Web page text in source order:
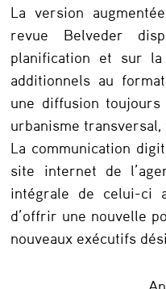
La version
revue Belveder
planification et sur
additionnels au
une diffusion toujours
urbanisme
La communication
site internet de
intégrale de celui-ci
d’offrir une nouvelle
nouveaux exécutifs